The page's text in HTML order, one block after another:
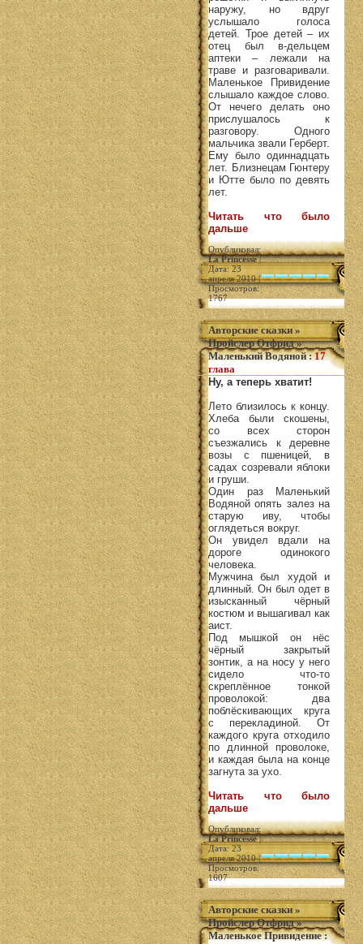
наружу, но вдруг
услышало голоса
детей. Трое детей – их
отец был в-дельцем
аптеки – лежали на
траве и разговаривали.
Маленькое Привидение
слышало каждое слово.
От нечего делать оно
прислушалось к
разговору. Одного
мальчика звали Герберт.
Ему было одиннадцать
лет. Близнецам Гюнтеру
и Ютте было по девять
лет.
Читать что было
дальше
Опубликовал:
La Princesse|
Дата: 23
апреля 2010 |
Просмотров:
1767
Авторские сказки »
Пройслер Отфрид»
Маленький Водяной:17
глава
Ну, а теперь хватит!
Лето близилось к концу.
Хлеба были скошены,
со всех сторон
съезжались к деревне
возы с пшеницей, в
садах созревали яблоки
и груши.
Один раз Маленький
Водяной опять залез на
старую иву, чтобы
оглядеться вокруг.
Он увидел вдали на
дороге одинокого
человека.
Мужчина был худой и
длинный. Он был одет в
изысканный чёрный
костюм и вышагивал как
аист.
Под мышкой он нёс
чёрный закрытый
зонтик, а на носу у него
сидело что-то
скреплённое тонкой
проволокой: два
поблёскивающих круга
с перекладиной. От
каждого круга отходило
по длинной проволоке,
и каждая была на конце
загнута за ухо.
Читать что было
дальше
Опубликовал:
La Princesse|
Дата: 23
апреля 2010 |
Просмотров:
1607
Авторские сказки »
Пройслер Отфрид»
Маленькое Привидение: